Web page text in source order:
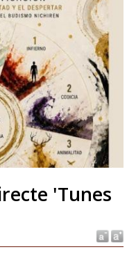
'Tunes